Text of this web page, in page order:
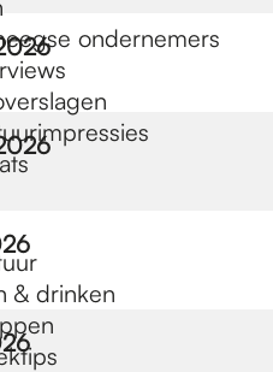
ondernemers
& drinken